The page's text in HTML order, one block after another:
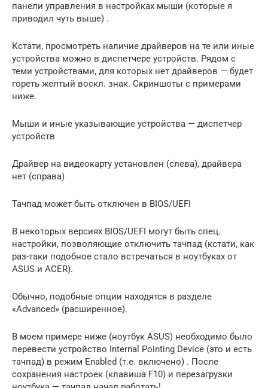
панели управления в настройках мыши (которые я
приводил чуть выше) .
Кстати, просмотреть наличие драйверов на те или иные
устройства можно в диспетчере устройств. Рядом с
теми устройствами, для которых нет драйверов — будет
гореть желтый воскл. знак. Скриншоты с примерами
ниже.
Мыши и иные указывающие устройства — диспетчер
устройств
Драйвер на видеокарту установлен (слева), драйвера
нет (справа)
Тачпад может быть отключен в BIOS/UEFI
В некоторых версиях BIOS/UEFI могут быть спец.
настройки, позволяющие отключить тачпад (кстати, как
раз-таки подобное стало встречаться в ноутбуках от
ASUS и ACER).
Обычно, подобные опции находятся в разделе
«Advanced» (расширенное).
В моем примере ниже (ноутбук ASUS) необходимо было
перевести устройство Internal Pointing Device (это и есть
тачпад) в режим Enabled (т.е. включено) . После
сохранения настроек (клавиша F10) и перезагрузки